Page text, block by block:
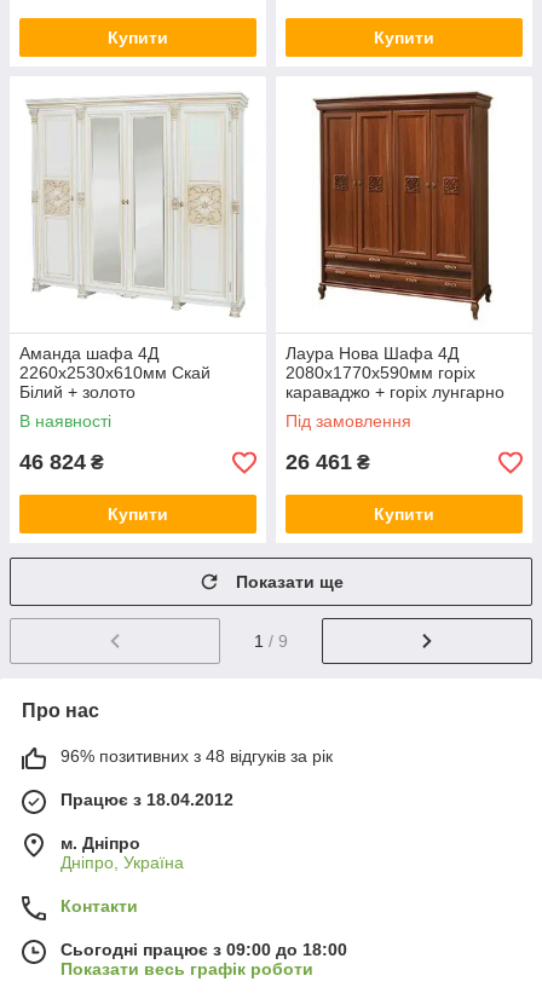
Купити Купити
Аманда шафа 4Д
2260х2530х610мм Скай
Білий + золото
В наявності
46 824 ₴
Купити
Лаура Нова Шафа 4Д
2080х1770х590мм горіх
караваджо + горіх лунгарно
Скай
Під замовлення
26 461 ₴
Купити
Показати ще
1 / 9
Про нас
96% позитивних з 48 відгуків за рік
Працює з 18.04.2012
м. Дніпро
Дніпро, Україна
Контакти
Сьогодні працює з 09:00 до 18:00
Показати весь графік роботи